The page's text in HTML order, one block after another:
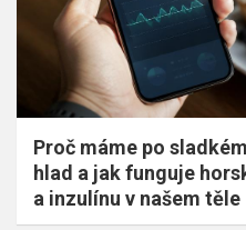
Proč máme po
hlad a jak funguje
a inzulínu v našem těle